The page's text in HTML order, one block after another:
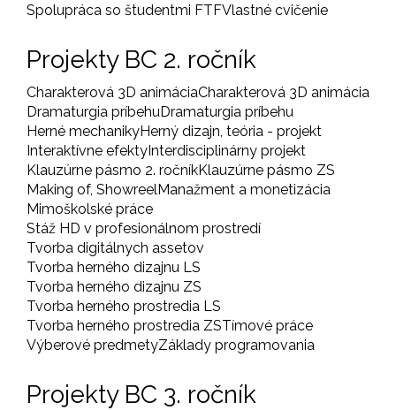
Spolupráca so študentmi FTFVlastné cvičenie
Projekty BC 2. ročník
Charakterová 3D animáciaCharakterová 3D animácia
Dramaturgia príbehuDramaturgia príbehu
Herné mechanikyHerný dizajn, teória - projekt
Interaktívne efektyInterdisciplinárny projekt
Klauzúrne pásmo 2. ročníkKlauzúrne pásmo ZS
Making of, ShowreelManažment a monetizácia
Mimoškolské práce
Stáž HD v profesionálnom prostredí
Tvorba digitálnych assetov
Tvorba herného dizajnu LS
Tvorba herného dizajnu ZS
Tvorba herného prostredia LS
Tvorba herného prostredia ZSTímové práce
Výberové predmetyZáklady programovania
Projekty BC 3. ročník